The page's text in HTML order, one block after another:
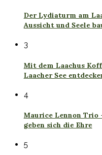
Der Lydiaturm am
Aussicht und Seele
3
Mit dem Laachus
Laacher See
4
Maurice Lennon Trio
geben sich die Ehre
5